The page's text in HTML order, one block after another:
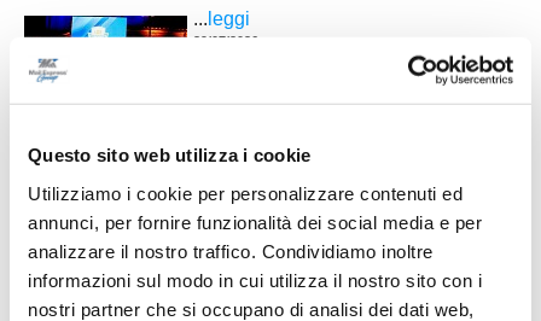
Questo sito web utilizza i cookie
Utilizziamo i cookie per personalizzare contenuti ed
annunci, per fornire funzionalità dei social media e per
analizzare il nostro traffico. Condividiamo inoltre
informazioni sul modo in cui utilizza il nostro sito con i
nostri partner che si occupano di analisi dei dati web,
... leggi
29/07/2026
VIGOR MACERATA. Si riparte da tante
riconferme e tre volti nuovi
Nelle foto (da sx): Kheder, Camilloni e Demaj La Vigor Macerata è pronta a
voltare pagina e a prepararsi alla sua prima storica stagione nel
campionato di Prima Categoria. Dopo il grave lutto che ha colpito la società
nelle scorse settimane, il club guarda avanti con determinazione, senza
dimenticare chi continuerà a rapp...leggi
30/07/2026